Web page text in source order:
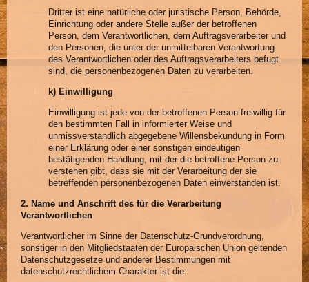
Dritter ist eine natürliche oder juristische Person, Behörde,
Einrichtung oder andere Stelle außer der betroffenen
Person, dem Verantwortlichen, dem Auftragsverarbeiter und
den Personen, die unter der unmittelbaren Verantwortung
des Verantwortlichen oder des Auftragsverarbeiters befugt
sind, die personenbezogenen Daten zu verarbeiten.
k) Einwilligung
Einwilligung ist jede von der betroffenen Person freiwillig für
den bestimmten Fall in informierter Weise und
unmissverständlich abgegebene Willensbekundung in Form
einer Erklärung oder einer sonstigen eindeutigen
bestätigenden Handlung, mit der die betroffene Person zu
verstehen gibt, dass sie mit der Verarbeitung der sie
betreffenden personenbezogenen Daten einverstanden ist.
2. Name und Anschrift des für die Verarbeitung
Verantwortlichen
Verantwortlicher im Sinne der Datenschutz-Grundverordnung,
sonstiger in den Mitgliedstaaten der Europäischen Union geltenden
Datenschutzgesetze und anderer Bestimmungen mit
datenschutzrechtlichem Charakter ist die: